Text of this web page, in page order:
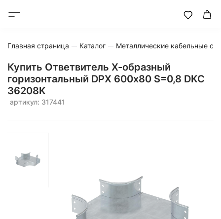
Главная страница Каталог Металлические кабельные
Купить Ответвитель Х-образный
горизонтальный DPX 600х80 S=0,8 DKC
36208K
артикул: 317441